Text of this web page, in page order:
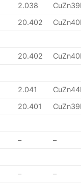
2.038
20.402
20.402
2.041
20.401
– –
–
–